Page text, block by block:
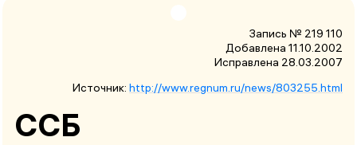
Запись № 219 110
Добавлена 11.10.2002
Исправлена 28.03.2007
Источник: http://www.regnum.ru/news/803255.html
ССБ